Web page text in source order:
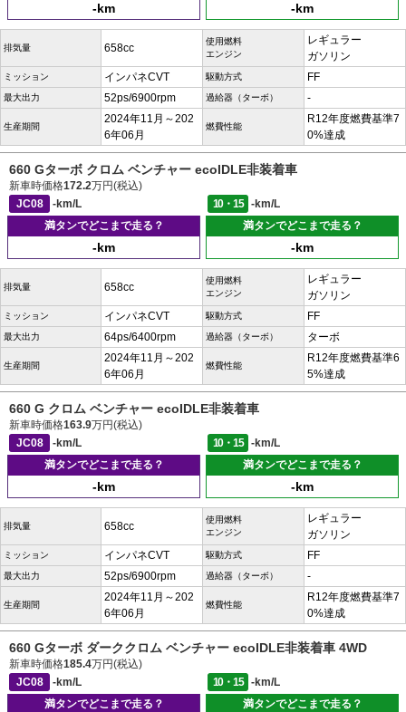
-km -km
排気量 658cc
使用燃料
エンジン
レギュラー
ガソリン
ミッション インパネCVT 駆動方式 FF
最大出力 52ps/6900rpm 過給器（ターボ） -
生産期間
2024年11月～202
6年06月
燃費性能
R12年度燃費基準7
0%達成
660 Gターボ クロム ベンチャー ecoIDLE非装着車
新車時価格172.2万円(税込)
JC08
-km/L 10・15
-km/L
満タンでどこまで走る？
-km
満タンでどこまで走る？
-km
排気量 658cc
使用燃料
エンジン
レギュラー
ガソリン
ミッション インパネCVT 駆動方式 FF
最大出力 64ps/6400rpm 過給器（ターボ） ターボ
生産期間
2024年11月～202
6年06月
燃費性能
R12年度燃費基準6
5%達成
660 G クロム ベンチャー ecoIDLE非装着車
新車時価格163.9万円(税込)
JC08
-km/L 10・15
-km/L
満タンでどこまで走る？
-km
満タンでどこまで走る？
-km
排気量 658cc
使用燃料
エンジン
レギュラー
ガソリン
ミッション インパネCVT 駆動方式 FF
最大出力 52ps/6900rpm 過給器（ターボ） -
生産期間
2024年11月～202
6年06月
燃費性能
R12年度燃費基準7
0%達成
660 Gターボ ダーククロム ベンチャー ecoIDLE非装着車 4WD
新車時価格185.4万円(税込)
JC08
-km/L 10・15
-km/L
満タンでどこまで走る？
満タンでどこまで走る？